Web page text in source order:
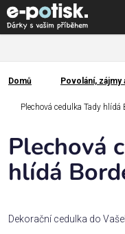
Přejít
na
obsah
Kategorie
Dárek
pro
/
Domů
Domů Povolání, zájmy
Plechová cedulka Tady hlídá
Plechová
hlídá
Dekorační cedulka do